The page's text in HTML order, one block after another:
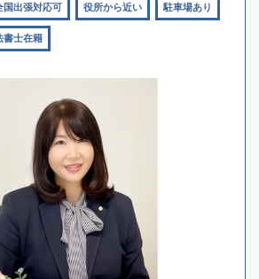
国出張対応可 役所から近い 駐車場あり
書士在籍